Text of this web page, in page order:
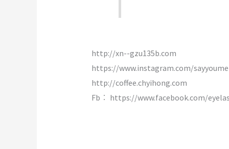
http://xn--gzu135b.com
https://www.instagram.com/
http://coffee.chyihong.com
Fb︰ https://www.facebook.com/